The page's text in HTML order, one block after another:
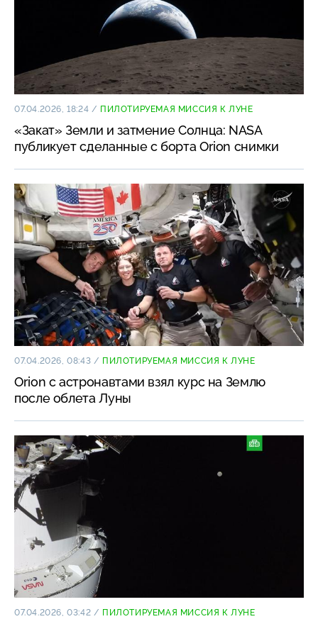
07.04.2026, 18:24 / ПИЛОТИРУЕМАЯ МИССИЯ К ЛУНЕ
«Закат» Земли и затмение Солнца: NASA
публикует сделанные с борта Orion снимки
07.04.2026, 08:43 / ПИЛОТИРУЕМАЯ МИССИЯ К ЛУНЕ
Orion с астронавтами взял курс на Землю
после облета Луны
07.04.2026, 03:42 / ПИЛОТИРУЕМАЯ МИССИЯ К ЛУНЕ